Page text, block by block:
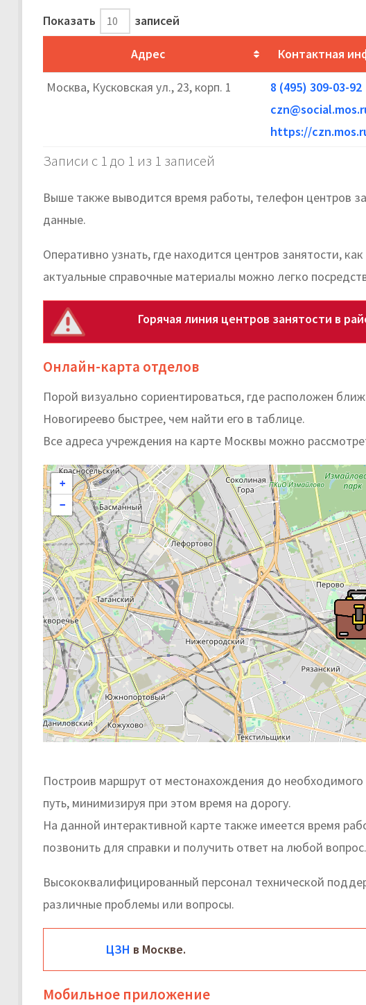
Показать записей
Адрес Контактная
Москва, Кусковская ул., 23, корп. 1
8 (495) 309-03-92
https://
Записи с 1 до 1 из 1 записей
Выше также выводится время работы, телефон центров
данные.
Оперативно узнать, где находится центров занятости,
актуальные справочные материалы можно легко
Горячая линия центров занятости в
Онлайн-карта отделов
Порой визуально сориентироваться, где расположен
Новогиреево быстрее, чем найти его в таблице.
Все адреса учреждения на карте Москвы можно
+
−
Построив маршрут от местонахождения до
путь, минимизируя при этом время на дорогу.
На данной интерактивной карте также имеется время
позвонить для справки и получить ответ на любой вопрос.
Высококвалифицированный персонал технической
различные проблемы или вопросы.
ЦЗН в Москве.
Мобильное приложение